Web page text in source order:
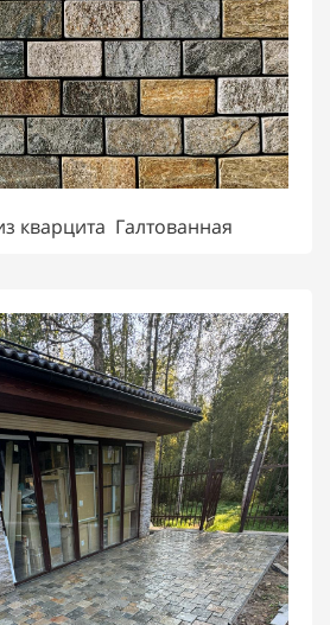
кварцита Галтованная